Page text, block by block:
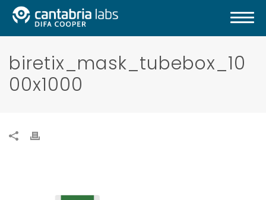
biretix_mask_tubebox_10
00x1000